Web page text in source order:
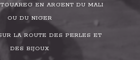
EN ARGENT DU MALI
OU DU NIGER
LA ROUTE DES PERLES ET
DES BIJOUX